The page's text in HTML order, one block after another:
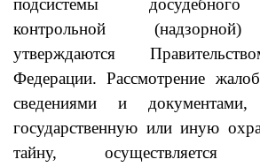
подсистемы
контрольной (надзорной)
утверждаются
Федерации. Рассмотрение
сведениями и документами,
государственную или иную
тайну,